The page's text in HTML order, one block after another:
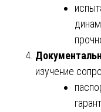
изучение